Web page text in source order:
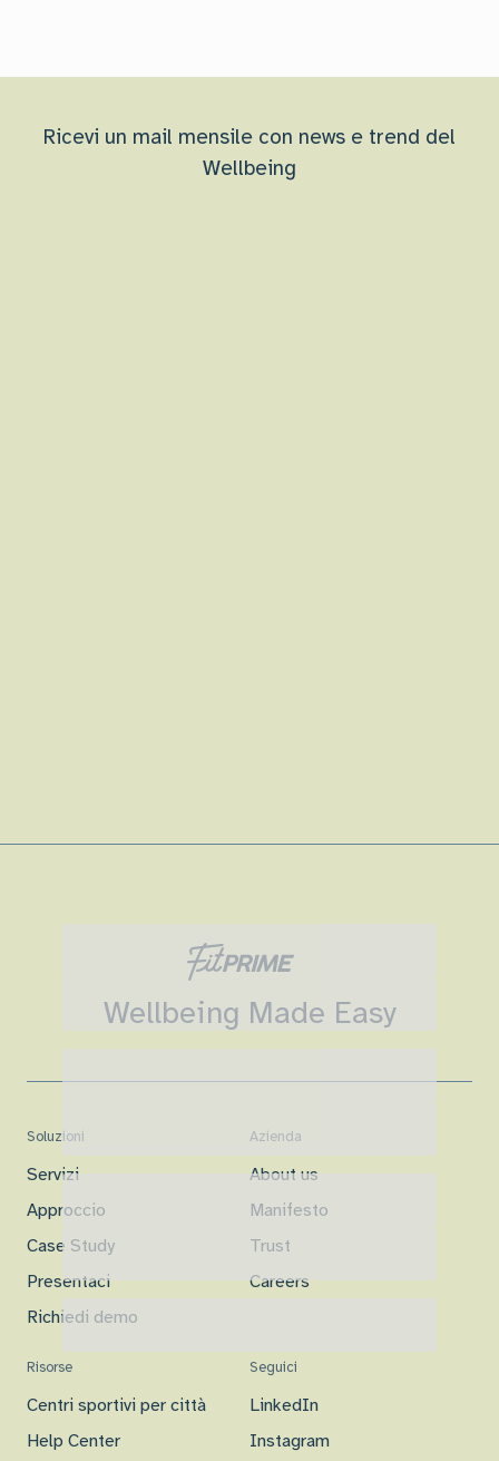
Ricevi un mail mensile con news e trend del
Wellbeing
Wellbeing Made Easy
Soluzioni
Servizi
Approccio
Case Study
Presentaci
Richiedi demo
Azienda
About us
Manifesto
Trust
Careers
Risorse
Centri sportivi per città
Help Center
Seguici
LinkedIn
Instagram